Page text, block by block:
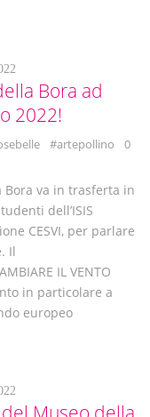
Bora ad
2022!
#artepollino
0
Bora va in trasferta in
dell’ISIS
CESVI, per parlare
Il
IL VENTO
in particolare a
europeo